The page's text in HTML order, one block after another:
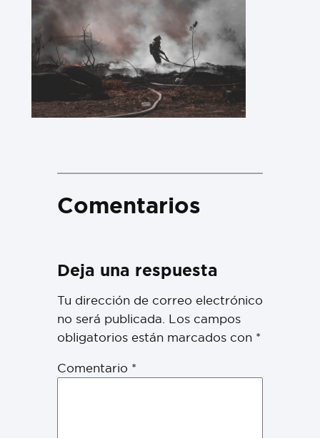
Comentarios
Deja una respuesta
Tu dirección de correo electrónico
no será publicada. Los campos
obligatorios están marcados con *
Comentario *